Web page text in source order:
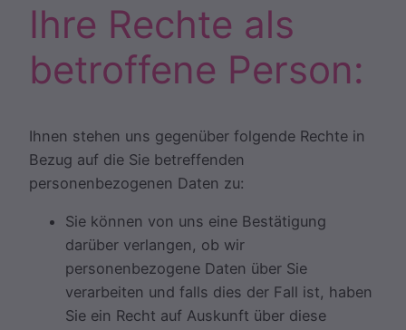
Ihre Rechte als
betroffene Person:
Ihnen stehen uns gegenüber folgende Rechte in
Bezug auf die Sie betreffenden
personenbezogenen Daten zu:
Sie können von uns eine Bestätigung
darüber verlangen, ob wir
personenbezogene Daten über Sie
verarbeiten und falls dies der Fall ist, haben
Sie ein Recht auf Auskunft über diese